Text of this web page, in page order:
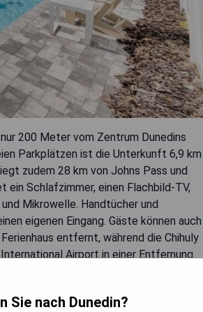
200 Meter vom Zentrum Dunedins
Parkplätzen ist die Unterkunft 6,9 km
zudem 28 km von Johns Pass und
Schlafzimmer, einen Flachbild-TV,
Mikrowelle. Handtücher und
eigenen Eingang. Gäste können auch
entfernt, während die Chihuly
Airport in einer Entfernung
Sie nach Dunedin?